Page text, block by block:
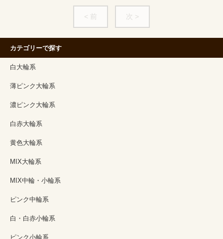
< 前 次 >
カテゴリーで探す
白大輪系
薄ピンク大輪系
濃ピンク大輪系
白赤大輪系
黄色大輪系
MIX大輪系
MIX中輪・小輪系
ピンク中輪系
白・白赤小輪系
ピンク小輪系